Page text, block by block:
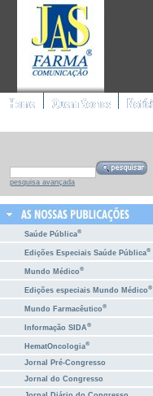
pesquisa avançada
Saúde Pública®
Edições Especiais Saúde Pública®
Mundo Médico®
Edições especiais Mundo Médico®
Mundo Farmacêutico®
Informação SIDA®
HematOncologia®
Jornal Pré-Congresso
Jornal do Congresso